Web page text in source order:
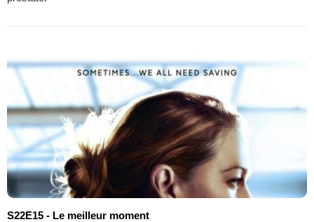
S22E15 - Le meilleur moment